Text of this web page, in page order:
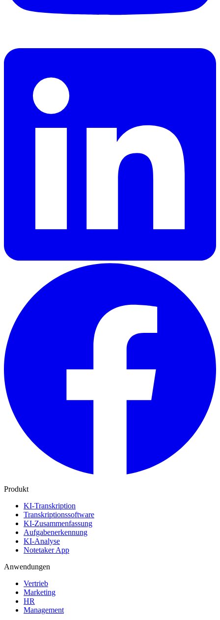
Produkt
KI-Transkription
Transkriptionssoftware
KI-Zusammenfassung
Aufgabenerkennung
KI-Analyse
Notetaker App
Anwendungen
Vertrieb
Marketing
HR
Management